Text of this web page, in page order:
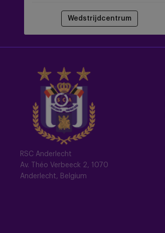
Wedstrijdcentrum
RSC Anderlecht
Av. Théo Verbeeck 2, 1070
Anderlecht, Belgium